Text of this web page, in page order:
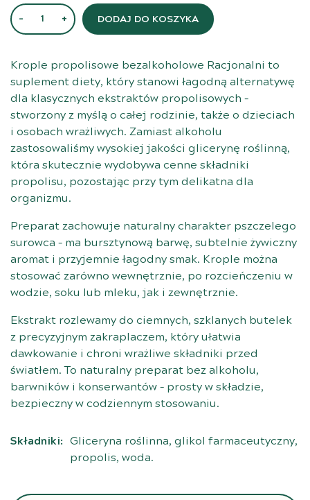
ilość Krople propolisowe bezalkoholowe - 100 ml
DODAJ DO KOSZYKA
Krople propolisowe bezalkoholowe Racjonalni to
suplement diety, który stanowi łagodną alternatywę
dla klasycznych ekstraktów propolisowych –
stworzony z myślą o całej rodzinie, także o dzieciach
i osobach wrażliwych. Zamiast alkoholu
zastosowaliśmy wysokiej jakości glicerynę roślinną,
która skutecznie wydobywa cenne składniki
propolisu, pozostając przy tym delikatna dla
organizmu.
Preparat zachowuje naturalny charakter pszczelego
surowca – ma bursztynową barwę, subtelnie żywiczny
aromat i przyjemnie łagodny smak. Krople można
stosować zarówno wewnętrznie, po rozcieńczeniu w
wodzie, soku lub mleku, jak i zewnętrznie.
Ekstrakt rozlewamy do ciemnych, szklanych butelek
z precyzyjnym zakraplaczem, który ułatwia
dawkowanie i chroni wrażliwe składniki przed
światłem. To naturalny preparat bez alkoholu,
barwników i konserwantów – prosty w składzie,
bezpieczny w codziennym stosowaniu.
Składniki: Gliceryna roślinna, glikol farmaceutyczny,
propolis, woda.